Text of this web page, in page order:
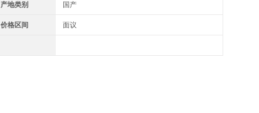
产地类别 国产
价格区间 面议